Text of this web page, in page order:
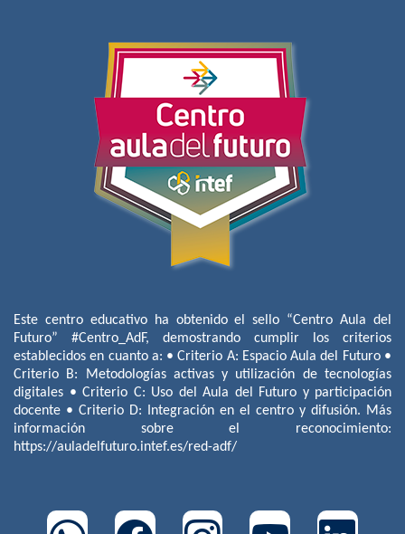
Este centro educativo ha obtenido el sello “Centro Aula del
Futuro” #Centro_AdF, demostrando cumplir los criterios
establecidos en cuanto a: • Criterio A: Espacio Aula del Futuro •
Criterio B: Metodologías activas y utilización de tecnologías
digitales • Criterio C: Uso del Aula del Futuro y participación
docente • Criterio D: Integración en el centro y difusión. Más
información sobre el reconocimiento:
https://auladelfuturo.intef.es/red-adf/